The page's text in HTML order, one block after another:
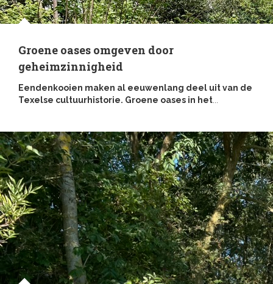
Groene oases omgeven door
geheimzinnigheid
Eendenkooien maken al eeuwenlang deel uit van de
Texelse cultuurhistorie. Groene oases in het...